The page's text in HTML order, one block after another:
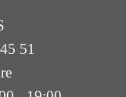
51